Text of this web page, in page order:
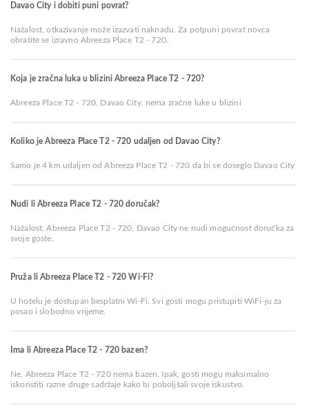
Davao City i dobiti puni povrat?
Nažalost, otkazivanje može izazvati naknadu. Za potpuni povrat novca
obratite se izravno Abreeza Place T2 - 720.
Koja je zračna luka u blizini Abreeza Place T2 - 720?
Abreeza Place T2 - 720, Davao City, nema zračne luke u blizini
Koliko je Abreeza Place T2 - 720 udaljen od Davao City?
Samo je 4 km udaljen od Abreeza Place T2 - 720 da bi se doseglo Davao City
Nudi li Abreeza Place T2 - 720 doručak?
Nažalost, Abreeza Place T2 - 720, Davao City ne nudi mogućnost doručka za
svoje goste.
Pruža li Abreeza Place T2 - 720 Wi-Fi?
U hotelu je dostupan besplatni Wi-Fi. Svi gosti mogu pristupiti WiFi-ju za
posao i slobodno vrijeme.
Ima li Abreeza Place T2 - 720 bazen?
Ne, Abreeza Place T2 - 720 nema bazen. Ipak, gosti mogu maksimalno
iskoristiti razne druge sadržaje kako bi poboljšali svoje iskustvo.